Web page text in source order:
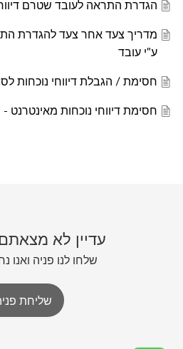
הגדרת התראה לעובד שטרם
מדריך צעד אחר צעד להגדרת
ע"י עובד
חסימת / הגבלת דיווחי נוכחות
חסימת דיווחי נוכחות
עדיין לא
שלחו לנו פניה ואנו
שליחת